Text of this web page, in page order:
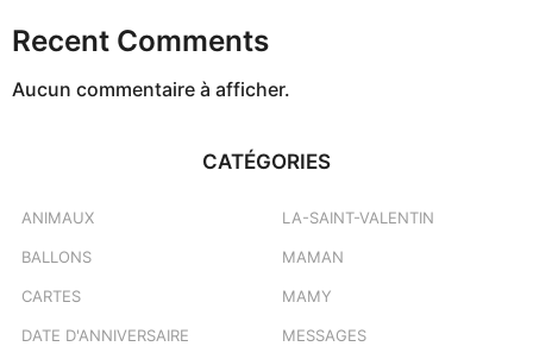
Recent Comments
Aucun commentaire à afficher.
CATÉGORIES
ANIMAUX
BALLONS
CARTES
DATE D'ANNIVERSAIRE
LA-SAINT-VALENTIN
MAMAN
MAMY
MESSAGES